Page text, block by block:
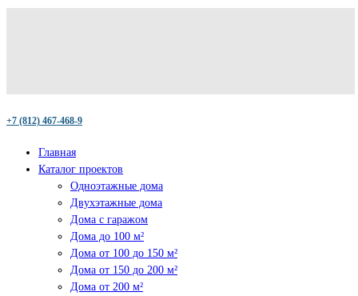
+7 (812) 467-468-9
Главная
Каталог проектов
Одноэтажные дома
Двухэтажные дома
Дома с гаражом
Дома до 100 м²
Дома от 100 до 150 м²
Дома от 150 до 200 м²
Дома от 200 м²